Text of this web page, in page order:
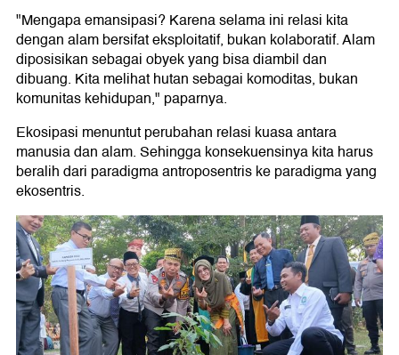
"Mengapa emansipasi? Karena selama ini relasi kita
dengan alam bersifat eksploitatif, bukan kolaboratif. Alam
diposisikan sebagai obyek yang bisa diambil dan
dibuang. Kita melihat hutan sebagai komoditas, bukan
komunitas kehidupan," paparnya.
Ekosipasi menuntut perubahan relasi kuasa antara
manusia dan alam. Sehingga konsekuensinya kita harus
beralih dari paradigma antroposentris ke paradigma yang
ekosentris.